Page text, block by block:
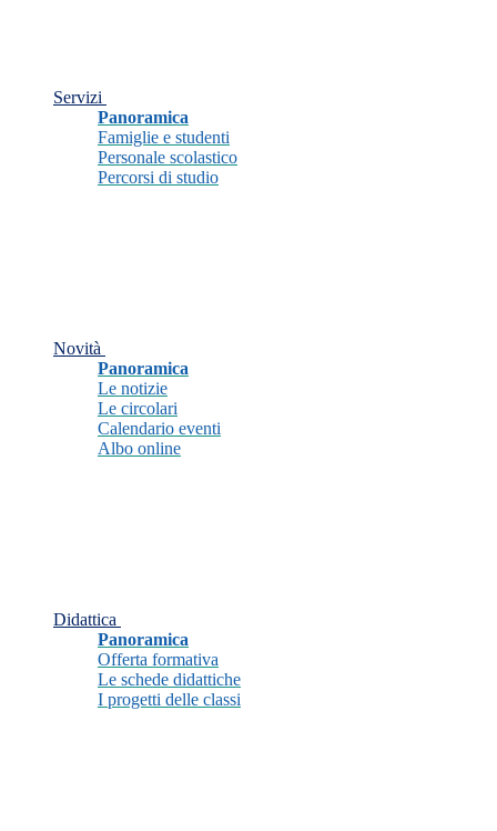
Servizi
Panoramica
Famiglie e studenti
Personale scolastico
Percorsi di studio
Novità
Panoramica
Le notizie
Le circolari
Calendario eventi
Albo online
Didattica
Panoramica
Offerta formativa
Le schede didattiche
I progetti delle classi